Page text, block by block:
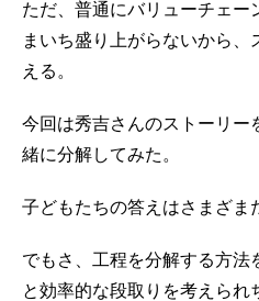
ただ、普通にバリューチェー
まいち盛り上がらないから
える。
今回は秀吉さんのストーリー
緒に分解してみた。
子どもたちの答えはさまざま
でもさ、工程を分解する方法
と効率的な段取りを考えられ